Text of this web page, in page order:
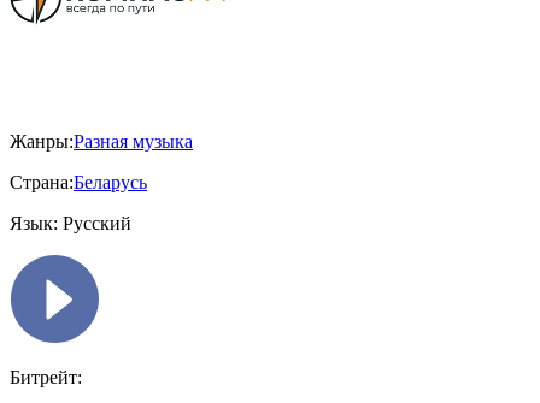
Жанры:Разная музыка
Страна:Беларусь
Язык: Русский
Битрейт: